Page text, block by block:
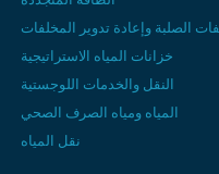
الصلبة وإعادة تدوير المخلفات
خزانات المياه الاستراتيجية
النقل والخدمات اللوجستية
المياه ومياه الصرف الصحي
نقل المياه